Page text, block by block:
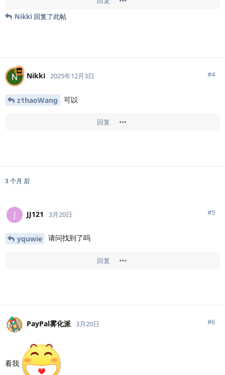
Nikki 回复了此帖
Nikki 2025年12月3日 #4
z1haoWang 可以
回复
3 个月 后
J JJ121 3月20日 #5
yquwie 请问找到了吗
回复
PayPal雾化派 3月20日 #6
看我